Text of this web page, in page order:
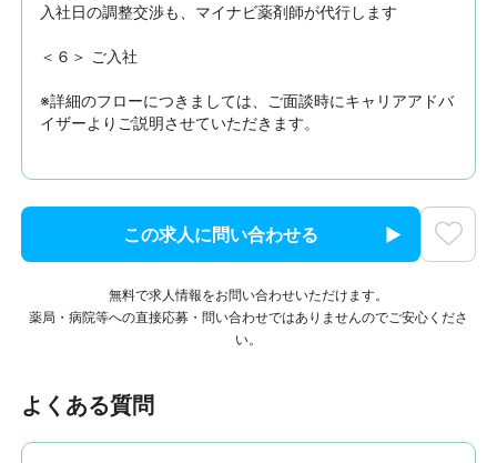
入社日の調整交渉も、マイナビ薬剤師が代行します
＜６＞ ご入社
※詳細のフローにつきましては、ご面談時にキャリアアドバ
イザーよりご説明させていただきます。
この求人に問い合わせる
無料で求人情報をお問い合わせいただけます。
薬局・病院等への直接応募・問い合わせではありませんのでご安心くださ
い。
よくある質問